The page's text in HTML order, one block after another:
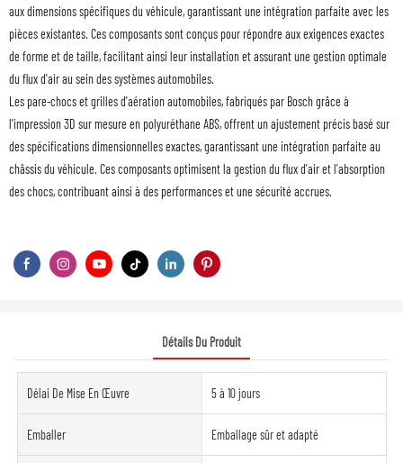
aux dimensions spécifiques du véhicule, garantissant une intégration parfaite avec les
pièces existantes. Ces composants sont conçus pour répondre aux exigences exactes
de forme et de taille, facilitant ainsi leur installation et assurant une gestion optimale
du flux d'air au sein des systèmes automobiles.
Les pare-chocs et grilles d'aération automobiles, fabriqués par Bosch grâce à
l'impression 3D sur mesure en polyuréthane ABS, offrent un ajustement précis basé sur
des spécifications dimensionnelles exactes, garantissant une intégration parfaite au
châssis du véhicule. Ces composants optimisent la gestion du flux d'air et l'absorption
des chocs, contribuant ainsi à des performances et une sécurité accrues.
Détails Du Produit
Délai De Mise En Œuvre 5 à 10 jours
Emballer Emballage sûr et adapté